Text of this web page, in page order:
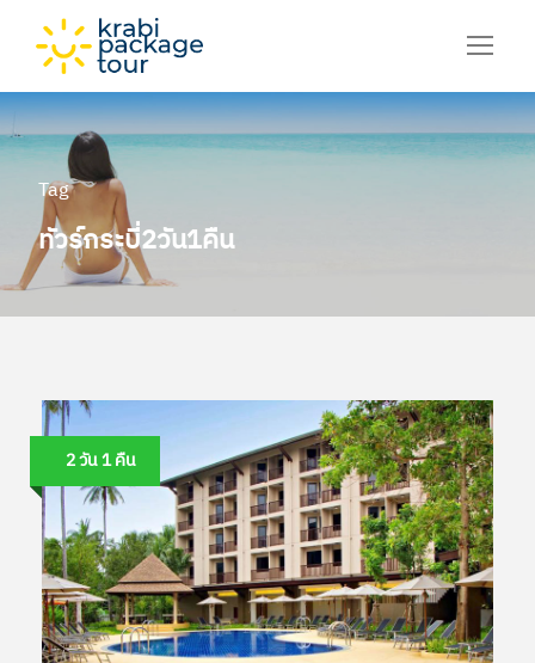
Tag
ทัวร์กระบี่2วัน1คืน
2 วัน 1 คืน